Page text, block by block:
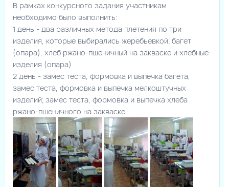
В рамках конкурсного задания участникам
необходимо было выполнить:
1 день - два различных метода плетения по три
изделия, которые выбирались жеребьевкой; багет
(опара), хлеб ржано-пшеничный на закваске и хлебные
изделия (опара)
2 день - замес теста, формовка и выпечка багета,
замес теста, формовка и выпечка мелкоштучных
изделий; замес теста, формовка и выпечка хлеба
ржано-пшеничного на закваске.